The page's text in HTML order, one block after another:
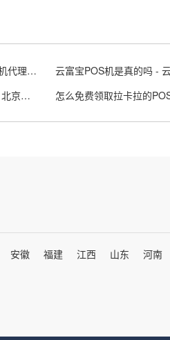
做POS机代理选择哪些品牌 - pos机代理亲身经历
云富宝POS机是真的吗 -
北京钱袋宝POS机个人办理步骤 - 北京钱袋宝app
安徽 福建 江西 山东 河南